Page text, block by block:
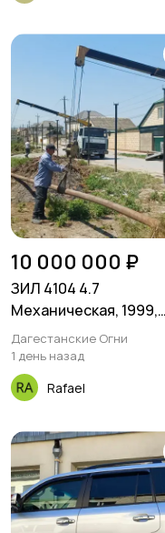
10 000 000 ₽
ЗИЛ 4104 4.7
Механическая, 1999,
100000 км
Дагестанские Огни
1 день назад
Rafael